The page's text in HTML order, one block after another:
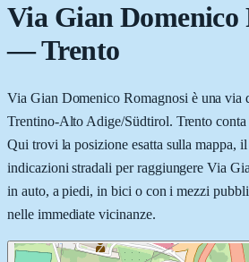
Via Gian Domenico
—Trento
Via Gian Domenico Romagnosi è una via
Trentino-Alto Adige/Südtirol. Trento conta
Qui trovi la posizione esatta sulla mappa,
indicazioni stradali per raggiungere Via
in auto, a piedi, in bici o con i mezzi
nelle immediate vicinanze.